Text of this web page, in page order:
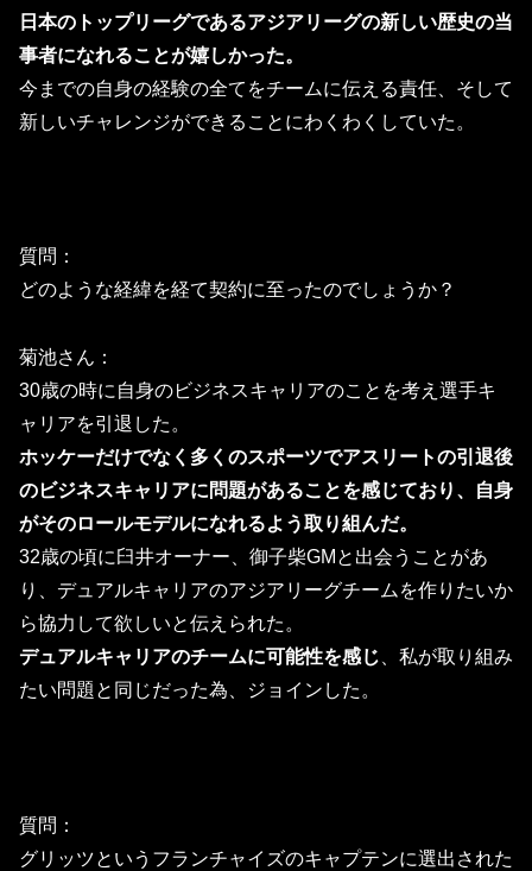
日本のトップリーグであるアジアリーグの新しい歴史の当
事者になれることが嬉しかった。
今までの自身の経験の全てをチームに伝える責任、 そして
新しいチャレンジができることにわくわくしていた。
質問：
どのような経緯を経て契約に至ったのでしょうか？
菊池さん：
30歳の時に自身のビジネスキャリアのことを考え選手キ
ャリアを引退した。
ホッケーだけでなく多くのスポーツでアスリートの引退後
のビジネスキャリアに問題があることを感じており、自身
がそのロールモデルになれるよう取り組んだ。
32歳の頃に臼井オーナー、御子柴GMと出会うことがあ
り、デュアルキャリアのアジアリーグチームを作りたいか
ら協力して欲しいと伝えられた。
デュアルキャリアのチームに可能性を感じ 、私が取り組み
たい問題と同じだった為、ジョインした。
質問：
グリッツというフランチャイズのキャプテンに選出された